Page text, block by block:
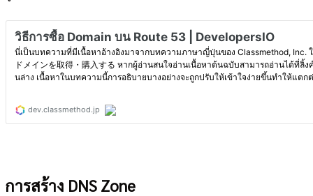
การสร้าง DNS Zone